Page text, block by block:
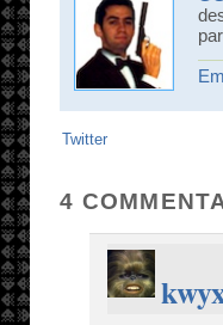
Twitter
4